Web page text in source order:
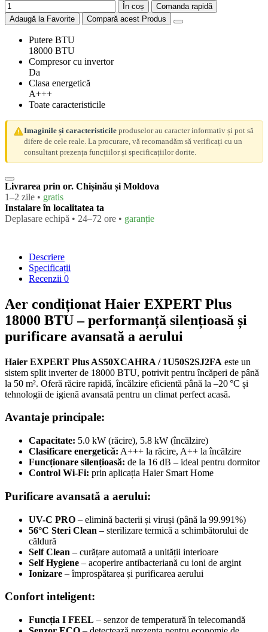
În coș
Comanda rapidă
Adaugă la Favorite
Compară acest Produs
Putere BTU
18000 BTU
Compresor cu invertor
Da
Clasa energetică
A+++
Toate caracteristicile
Imaginile și caracteristicile produselor au caracter informativ și pot să
difere de cele reale. La procurare, vă recomandăm să verificați cu un
consultant prezența funcțiilor și specificațiilor dorite.
Livrarea prin or. Chișinău și Moldova
1–2 zile • gratis
Instalare în localitatea ta
Deplasare echipă • 24–72 ore • garanție
Descriere
Specificații
Recenzii 0
Aer condiționat Haier EXPERT Plus
18000 BTU – performanță silențioasă și
purificare avansată a aerului
Haier EXPERT Plus AS50XCAHRA / 1U50S2SJ2FA este un
sistem split inverter de 18000 BTU, potrivit pentru încăperi de până
la 50 m². Oferă răcire rapidă, încălzire eficientă până la –20 °C și
tehnologii de igienă avansată pentru un climat perfect acasă.
Avantaje principale:
Capacitate: 5.0 kW (răcire), 5.8 kW (încălzire)
Clasificare energetică: A+++ la răcire, A++ la încălzire
Funcționare silențioasă: de la 16 dB – ideal pentru dormitor
Control Wi-Fi: prin aplicația Haier Smart Home
Purificare avansată a aerului:
UV-C PRO – elimină bacterii și viruși (până la 99.991%)
56°C Steri Clean – sterilizare termică a schimbătorului de
căldură
Self Clean – curățare automată a unității interioare
Self Hygiene – acoperire antibacteriană cu ioni de argint
Ionizare – împrospătarea și purificarea aerului
Confort inteligent:
Funcția I FEEL – senzor de temperatură în telecomandă